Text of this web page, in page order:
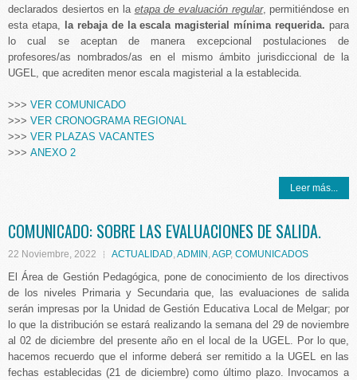
declarados desiertos en la etapa de evaluación regular, permitiéndose en
esta etapa,
la rebaja de la escala magisterial mínima requerida. para
lo cual se aceptan de manera excepcional postulaciones de
profesores/as nombrados/as en el mismo ámbito jurisdiccional de la
UGEL, que acrediten menor escala magisterial a la establecida.
>>> VER COMUNICADO
>>> VER CRONOGRAMA REGIONAL
>>> VER PLAZAS VACANTES
>>> ANEXO 2
Leer más...
COMUNICADO: SOBRE LAS EVALUACIONES DE SALIDA.
22 Noviembre, 2022 ACTUALIDAD,ADMIN ,AGP, COMUNICADOS
El Área de Gestión Pedagógica, pone de conocimiento de los directivos
de los niveles Primaria y Secundaria que, las evaluaciones de salida
serán impresas por la Unidad de Gestión Educativa Local de Melgar; por
lo que la distribución se estará realizando la semana del 29 de noviembre
al 02 de diciembre del presente año en el local de la UGEL. Por lo que,
hacemos recuerdo que el informe deberá ser remitido a la UGEL en las
fechas establecidas (21 de diciembre) como último plazo. Invocamos a